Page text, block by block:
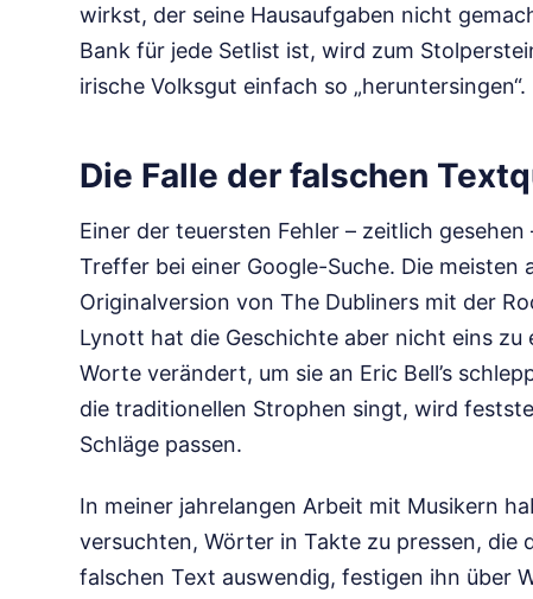
wirkst, der seine Hausaufgaben nicht
Bank für jede Setlist ist, wird zum
irische Volksgut einfach so „heruntersingen“.
Die Falle der falschen
Einer der teuersten Fehler – zeitlich
Treffer bei einer Google-Suche. Die
Originalversion von The Dubliners mit der
Lynott hat die Geschichte aber nicht eins
Worte verändert, um sie an Eric Bell’s
die traditionellen Strophen singt, wird
Schläge passen.
In meiner jahrelangen Arbeit mit Musikern
versuchten, Wörter in Takte zu pressen, die
falschen Text auswendig, festigen ihn über